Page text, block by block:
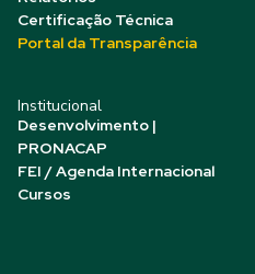
Certificação Técnica
Portal da Transparência
Institucional
Desenvolvimento |
PRONACAP
FEI / Agenda Internacional
Cursos